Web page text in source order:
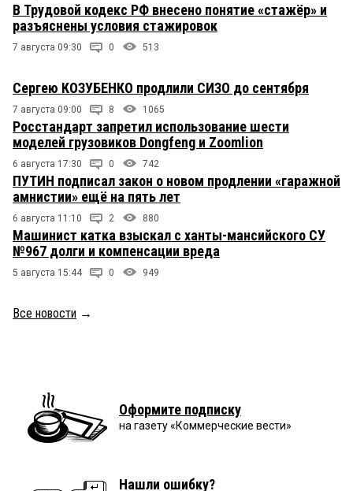
В Трудовой кодекс РФ внесено понятие «стажёр» и
разъяснены условия стажировок
7 августа 09:30 0 513
Сергею КОЗУБЕНКО продлили СИЗО до сентября
7 августа 09:00 8 1065
Росстандарт запретил использование шести
моделей грузовиков Dongfeng и Zoomlion
6 августа 17:30 0 742
ПУТИН подписал закон о новом продлении «гаражной
амнистии» ещё на пять лет
6 августа 11:10 2 880
Машинист катка взыскал с ханты-мансийского СУ
№967 долги и компенсации вреда
5 августа 15:44 0 949
Все новости →
Оформите подписку
на газету «Коммерческие вести»
Нашли ошибку?